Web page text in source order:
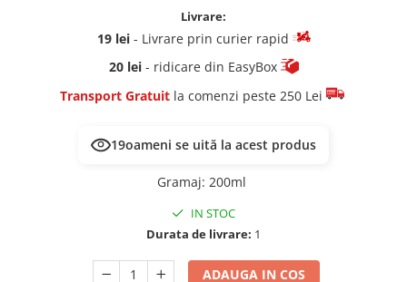
Livrare:
19 lei- Livrare prin curier rapid
20 lei- ridicare din EasyBox
Transport Gratuitla comenzi peste 250 Lei
19oameni se uită la acest produs
Gramaj: 200ml
IN STOC
Durata de livrare: 1
ADAUGA IN COS